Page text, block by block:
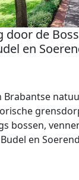
door de
en
Brabantse
bossen,
en